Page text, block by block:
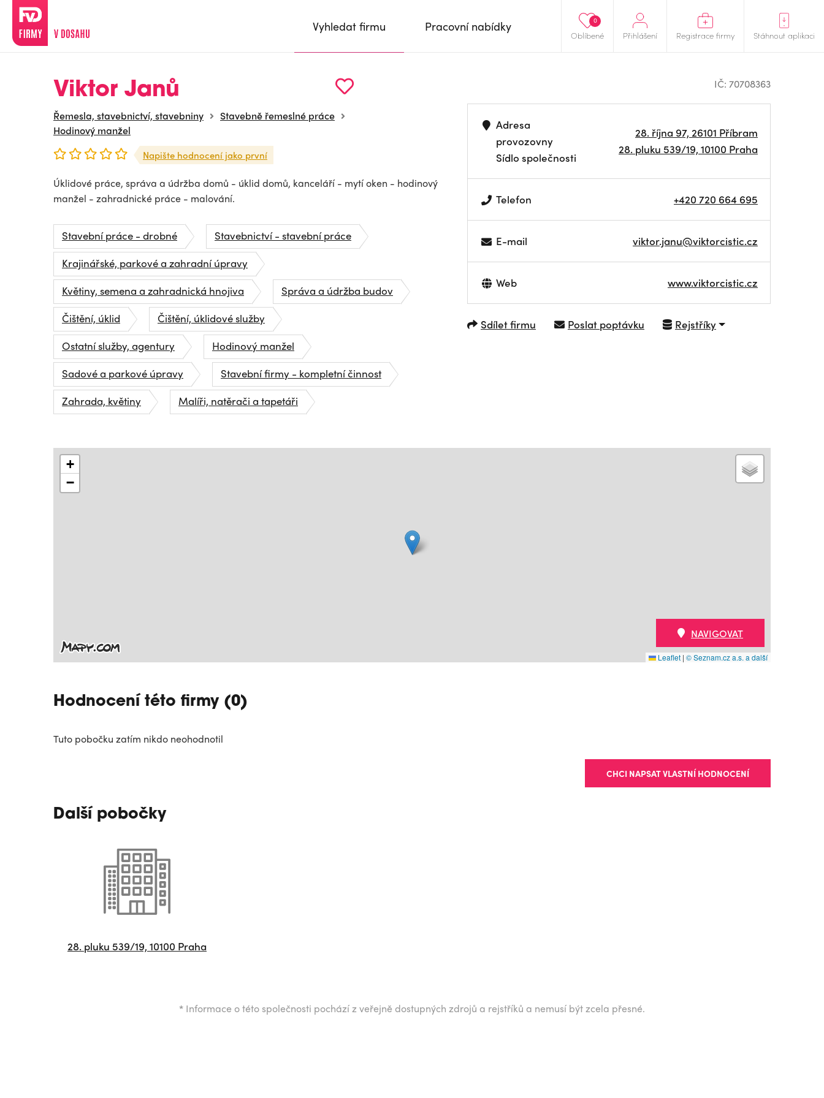
Oblíbené
0
Přihlášení Registrace firmy Stáhnout aplikaci
Vyhledat firmu Pracovní nabídky
Viktor Janů
Řemesla, stavebnictví, stavebniny
Stavebně řemeslné práce
Hodinový manžel
Napište hodnocení jako první
Úklidové práce, správa a údržba domů - úklid domů, kanceláří - mytí oken - hodinový
manžel - zahradnické práce - malování.
Stavební práce - drobné
Stavebnictví - stavební práce
Krajinářské, parkové a zahradní úpravy
Květiny, semena a zahradnická hnojiva
Správa a údržba budov
Čištění, úklid
Čištění, úklidové služby
Ostatní služby, agentury
Hodinový manžel
Sadové a parkové úpravy
Stavební firmy - kompletní činnost
Zahrada, květiny
Malíři, natěrači a tapetáři
IČ: 70708363
Adresa
provozovny
Sídlo společnosti
28. října 97, 26101 Příbram
28. pluku 539/19, 10100 Praha
Telefon +420 720 664 695
E-mail viktor.janu@viktorcistic.cz
Web www.viktorcistic.cz
Sdílet firmu Poslat poptávku Rejstříky
+
−
Leaflet | © Seznam.cz a.s. a další
NAVIGOVAT
Hodnocení této firmy (0)
Tuto pobočku zatím nikdo neohodnotil
CHCI NAPSAT VLASTNÍ HODNOCENÍ
Další pobočky
28. pluku 539/19, 10100 Praha
* Informace o této společnosti pochází z veřejně dostupných zdrojů a rejstříků a nemusí být zcela přesné.